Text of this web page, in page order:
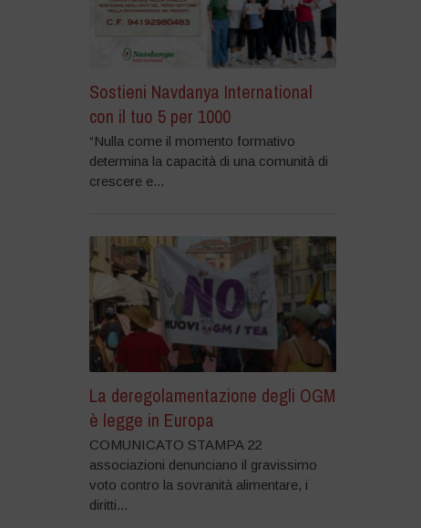
Sostieni Navdanya International
con il tuo 5 per 1000
“Nulla come il momento formativo
determina la capacità di una comunità di
crescere e...
La deregolamentazione degli OGM
è legge in Europa
COMUNICATO STAMPA 22
associazioni denunciano il gravissimo
voto contro la sovranità alimentare, i
diritti...